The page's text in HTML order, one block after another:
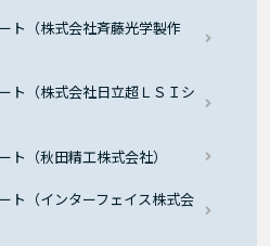
ト（株式会社斉藤光学製作
ト（株式会社日立超ＬＳＩシ
ト（秋田精工株式会社）
ト（インターフェイス株式会